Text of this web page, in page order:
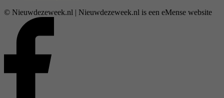
© Nieuwdezeweek.nl | Nieuwdezeweek.nl is een eMense website